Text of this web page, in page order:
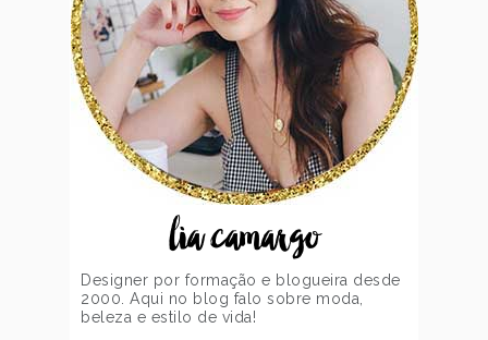
lia camargo
Designer por formação e blogueira desde
2000. Aqui no blog falo sobre moda,
beleza e estilo de vida!